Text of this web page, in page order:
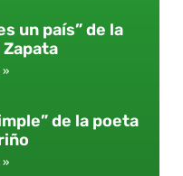
un país” de la
»
de la poeta
»